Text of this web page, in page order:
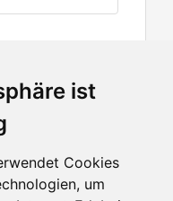
ist
Cookies
um